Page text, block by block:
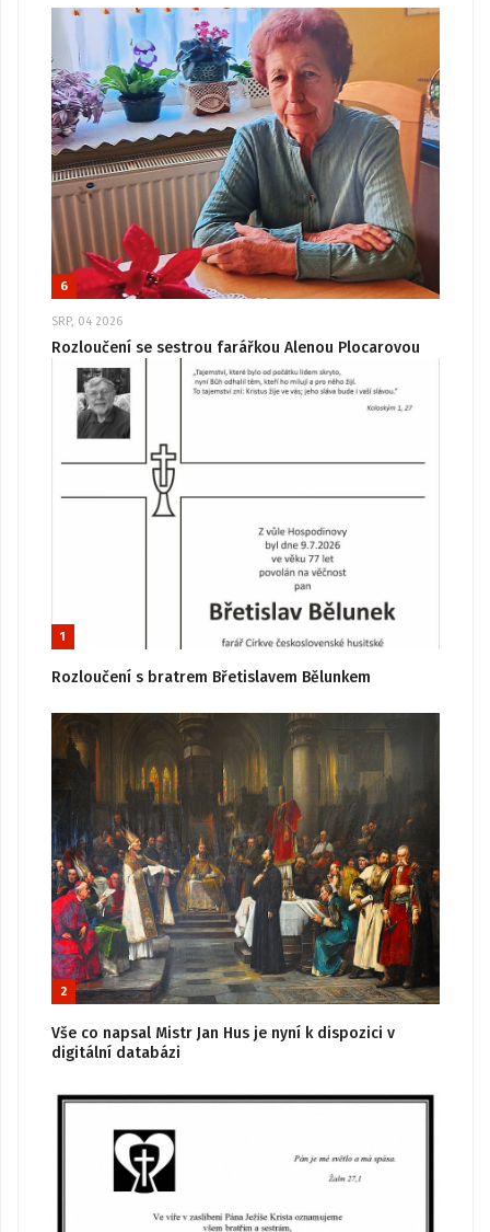
6
SRP, 04 2026
Rozloučení se sestrou farářkou Alenou Plocarovou
1
Rozloučení s bratrem Břetislavem Bělunkem
2
Vše co napsal Mistr Jan Hus je nyní k dispozici v
digitální databázi